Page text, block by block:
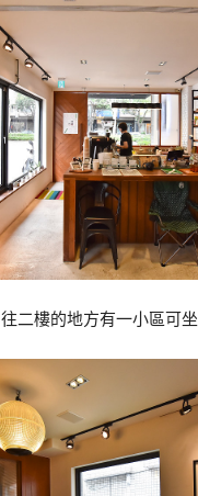
往二樓的地方有一小區可坐